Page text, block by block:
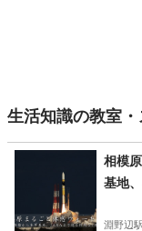
生活知識の教室
相模
基地
淵野辺駅